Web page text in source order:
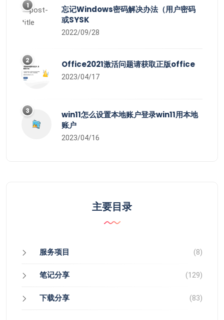
1
忘记Windows密码解决办法（用户密码
或SYSK
2022/09/28
2 Office2021激活问题请获取正版office
2023/04/17
3
win11怎么设置本地账户登录win11用本地
账户
2023/04/16
主要目录
服务项目 (8)
笔记分享 (129)
下载分享 (83)